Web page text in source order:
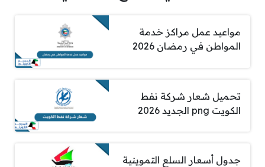
مواعيد عمل مراكز خدمة
المواطن في رمضان 2026
تحميل شعار شركة نفط
الكويت png الجديد 2026
جدول أسعار السلع التموينية